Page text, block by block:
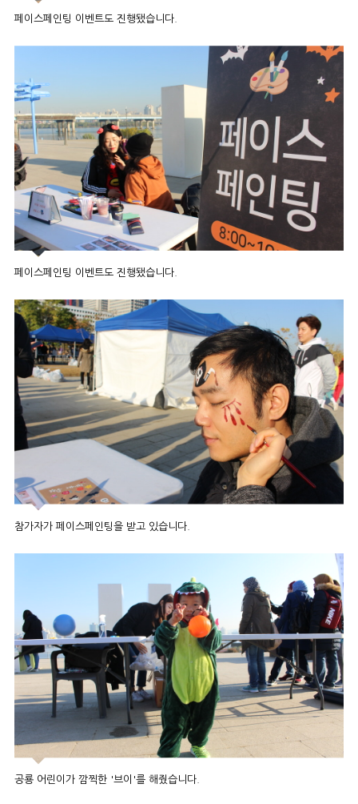
페이스페인팅 이벤트도 진행됐습니다.
페이스페인팅 이벤트도 진행됐습니다.
참가자가 페이스페인팅을 받고 있습니다.
공룡 어린이가 깜찍한 '브이'를 해줬습니다.